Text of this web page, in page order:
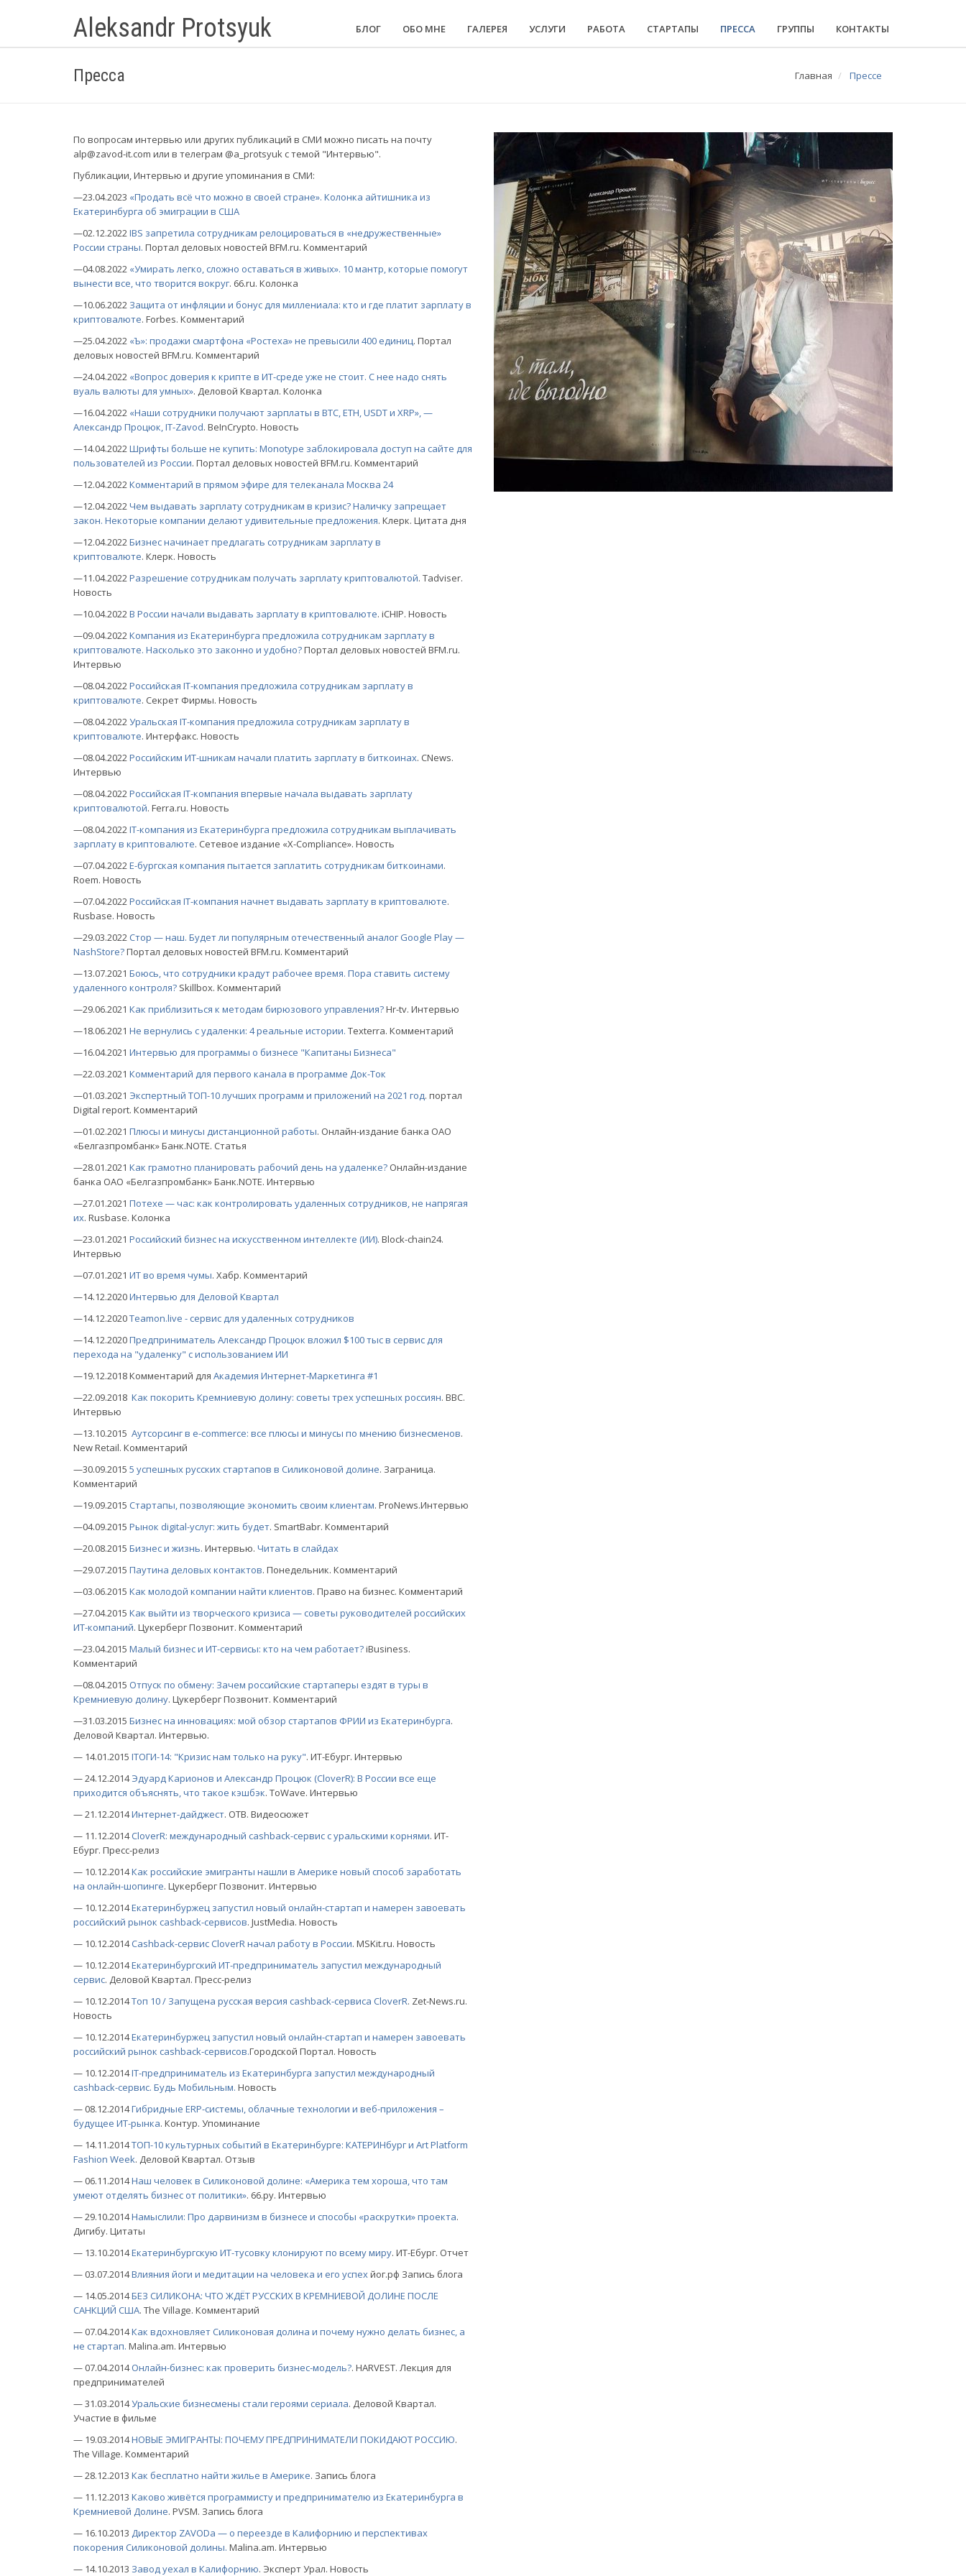
Aleksandr Protsyuk БЛОГ ОБО МНЕ ГАЛЕРЕЯ УСЛУГИ РАБОТА СТАРТАПЫ ПРЕССА ГРУППЫ КОНТАКТЫ
Пресса Главная Прессе
По вопросам интервью или других публикаций в СМИ можно писать на почту
alp@zavod-it.com или в телеграм @a_protsyuk с темой "Интервью".
Публикации, Интервью и другие упоминания в СМИ:
—23.04.2023 «Продать всё что можно в своей стране». Колонка айтишника из
Екатеринбурга об эмиграции в США
—02.12.2022IBS запретила сотрудникам релоцироваться в «недружественные»
России страны. Портал деловых новостей BFM.ru. Комментарий
—04.08.2022 «Умирать легко, сложно оставаться в живых». 10 мантр, которые помогут
вынести все, что творится вокруг. 66.ru. Колонка
—10.06.2022 Защита от инфляции и бонус для миллениала: кто и где платит зарплату в
криптовалюте. Forbes. Комментарий
—25.04.2022 «Ъ»: продажи смартфона «Ростеха» не превысили 400 единиц. Портал
деловых новостей BFM.ru. Комментарий
—24.04.2022 «Вопрос доверия к крипте в ИТ-среде уже не стоит. С нее надо снять
вуаль валюты для умных». Деловой Квартал. Колонка
—16.04.2022 «Наши сотрудники получают зарплаты в BTC, ETH, USDT и XRP», —
Александр Процюк, IT-Zavod. BeInCrypto. Новость
—14.04.2022Шрифты больше не купить: Monotype заблокировала доступ на сайте для
пользователей из России. Портал деловых новостей BFM.ru. Комментарий
—12.04.2022Комментарий в прямом эфире для телеканала Москва 24
—12.04.2022Чем выдавать зарплату сотрудникам в кризис? Наличку запрещает
закон. Некоторые компании делают удивительные предложения. Клерк. Цитата дня
—12.04.2022Бизнес начинает предлагать сотрудникам зарплату в
криптовалюте. Клерк. Новость
—11.04.2022Разрешение сотрудникам получать зарплату криптовалютой. Tadviser.
Новость
—10.04.2022В России начали выдавать зарплату в криптовалюте. iCHIP. Новость
—09.04.2022Компания из Екатеринбурга предложила сотрудникам зарплату в
криптовалюте. Насколько это законно и удобно?Портал деловых новостей BFM.ru.
Интервью
—08.04.2022Российская IT-компания предложила сотрудникам зарплату в
криптовалюте. Секрет Фирмы. Новость
—08.04.2022Уральская IT-компания предложила сотрудникам зарплату в
криптовалюте. Интерфакс. Новость
—08.04.2022Российским ИТ-шникам начали платить зарплату в биткоинах. CNews.
Интервью
—08.04.2022Российская IT-компания впервые начала выдавать зарплату
криптовалютой. Ferra.ru. Новость
—08.04.2022IT-компания из Екатеринбурга предложила сотрудникам выплачивать
зарплату в криптовалюте. Сетевое издание «Х-Compliance». Новость
—07.04.2022Е-бургская компания пытается заплатить сотрудникам биткоинами.
Roem. Новость
—07.04.2022Российская IT-компания начнет выдавать зарплату в криптовалюте.
Rusbase. Новость
—29.03.2022 Стор — наш. Будет ли популярным отечественный аналог Google Play —
NashStore?Портал деловых новостей BFM.ru. Комментарий
—13.07.2021 Боюсь, что сотрудники крадут рабочее время. Пора ставить систему
удаленного контроля? Skillbox. Комментарий
—29.06.2021 Как приблизиться к методам бирюзового управления?Hr-tv. Интервью
—18.06.2021 Не вернулись с удаленки: 4 реальные истории. Texterra. Комментарий
—16.04.2021 Интервью для программы о бизнесе "Капитаны Бизнеса"
—22.03.2021 Комментарий для первого канала в программе Док-Ток
—01.03.2021 Экспертный ТОП-10 лучших программ и приложений на 2021 год. портал
Digital report. Комментарий
—01.02.2021 Плюсы и минусы дистанционной работы. Онлайн-издание банка ОАО
«Белгазпромбанк» Банк.NOTE. Статья
—28.01.2021 Как грамотно планировать рабочий день на удаленке? Онлайн-издание
банка ОАО «Белгазпромбанк» Банк.NOTE. Интервью
—27.01.2021 Потехе — час: как контролировать удаленных сотрудников, не напрягая
их. Rusbase. Колонка
—23.01.2021 Российский бизнес на искусственном интеллекте (ИИ). Block-chain24.
Интервью
—07.01.2021 ИТ во время чумы. Хабр. Комментарий
—14.12.2020Интервью для Деловой Квартал
—14.12.2020Teamon.live - сервис для удаленных сотрудников
—14.12.2020Предприниматель Александр Процюк вложил $100 тыс в сервис для
перехода на "удаленку" с использованием ИИ
—19.12.2018 Комментарий для Академия Интернет-Маркетинга #1
—22.09.2018 Как покорить Кремниевую долину: советы трех успешных россиян. BBC.
Интервью
—13.10.2015 Аутсорсинг в e-commerce: все плюсы и минусы по мнению бизнесменов.
New Retail. Комментарий
—30.09.2015 5 успешных русских стартапов в Силиконовой долине. Заграница.
Комментарий
—19.09.2015 Стартапы, позволяющие экономить своим клиентам. ProNews.Интервью
—04.09.2015 Рынок digital-услуг: жить будет. SmartBabr. Комментарий
—20.08.2015 Бизнес и жизнь. Интервью. Читать в слайдах
—29.07.2015 Паутина деловых контактов. Понедельник. Комментарий
—03.06.2015 Как молодой компании найти клиентов. Право на бизнес. Комментарий
—27.04.2015 Как выйти из творческого кризиса — советы руководителей российских
ИТ-компаний. Цукерберг Позвонит. Комментарий
—23.04.2015 Малый бизнес и ИТ-сервисы: кто на чем работает?iBusiness.
Комментарий
—08.04.2015 Отпуск по обмену: Зачем российские стартаперы ездят в туры в
Кремниевую долину. Цукерберг Позвонит. Комментарий
—31.03.2015 Бизнес на инновациях: мой обзор стартапов ФРИИ из Екатеринбурга.
Деловой Квартал. Интервью.
— 14.01.2015 ITОГИ-14: "Кризис нам только на руку". ИТ-Ебург. Интервью
— 24.12.2014Эдуард Карионов и Александр Процюк (CloverR): В России все еще
приходится объяснять, что такое кэшбэк. ToWave. Интервью
— 21.12.2014Интернет-дайджест. ОТВ. Видеосюжет
— 11.12.2014CloverR: международный cashback-сервис с уральскими корнями. ИТ-
Ебург. Пресс-релиз
— 10.12.2014Как российские эмигранты нашли в Америке новый способ заработать
на онлайн-шопинге. Цукерберг Позвонит. Интервью
— 10.12.2014Екатеринбуржец запустил новый онлайн-стартап и намерен завоевать
российский рынок cashback-сервисов. JustMedia. Новость
— 10.12.2014Сashback-сервис CloverR начал работу в России. MSKit.ru. Новость
— 10.12.2014Екатеринбургский ИТ-предприниматель запустил международный
сервис. Деловой Квартал. Пресс-релиз
— 10.12.2014Топ 10 / Запущена русская версия cashback-сервиса CloverR. Zet-News.ru.
Новость
— 10.12.2014Екатеринбуржец запустил новый онлайн-стартап и намерен завоевать
российский рынок cashback-сервисов.Городской Портал. Новость
— 10.12.2014IT-предприниматель из Екатеринбурга запустил международный
cashback-сервис. Будь Мобильным. Новость
— 08.12.2014Гибридные ERP-системы, облачные технологии и веб-приложения –
будущее ИТ-рынка. Контур. Упоминание
— 14.11.2014ТОП-10 культурных событий в Екатеринбурге: КАТЕРИНбург и Art Platform
Fashion Week. Деловой Квартал. Отзыв
— 06.11.2014Наш человек в Силиконовой долине: «Америка тем хороша, что там
умеют отделять бизнес от политики». 66.ру. Интервью
— 29.10.2014Намыслили: Про дарвинизм в бизнесе и способы «раскрутки» проекта.
Дигибу. Цитаты
— 13.10.2014Екатеринбургскую ИТ-тусовку клонируют по всему миру. ИТ-Ебург. Отчет
— 03.07.2014Влияния йоги и медитации на человека и его успехйог.рф Запись блога
— 14.05.2014БЕЗ СИЛИКОНА: ЧТО ЖДЁТ РУССКИХ В КРЕМНИЕВОЙ ДОЛИНЕ ПОСЛЕ
САНКЦИЙ США. The Village. Комментарий
— 07.04.2014Как вдохновляет Силиконовая долина и почему нужно делать бизнес, а
не стартап. Malina.am. Интервью
— 07.04.2014Онлайн-бизнес: как проверить бизнес-модель?. HARVEST. Лекция для
предпринимателей
— 31.03.2014Уральские бизнесмены стали героями сериала. Деловой Квартал.
Участие в фильме
— 19.03.2014НОВЫЕ ЭМИГРАНТЫ: ПОЧЕМУ ПРЕДПРИНИМАТЕЛИ ПОКИДАЮТ РОССИЮ.
The Village. Комментарий
— 28.12.2013 Как бесплатно найти жилье в Америке. Запись блога
— 11.12.2013 Каково живётся программисту и предпринимателю из Екатеринбурга в
Кремниевой Долине. PVSM. Запись блога
— 16.10.2013 Директор ZAVODа — о переезде в Калифорнию и перспективах
покорения Силиконовой долины. Malina.am. Интервью
— 14.10.2013 Завод уехал в Калифорнию. Эксперт Урал. Новость